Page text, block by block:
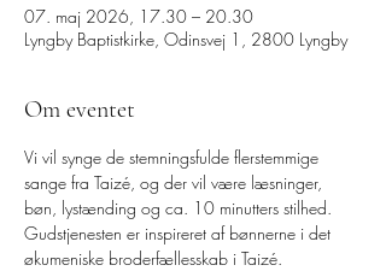
07. maj 2026, 17.30 – 20.30
Lyngby Baptistkirke, Odinsvej 1, 2800 Lyngby
Om eventet
Vi vil synge de stemningsfulde flerstemmige
sange fra Taizé, og der vil være læsninger,
bøn, lystænding og ca. 10 minutters stilhed.
Gudstjenesten er inspireret af bønnerne i det
økumeniske broderfællesskab i Taizé.